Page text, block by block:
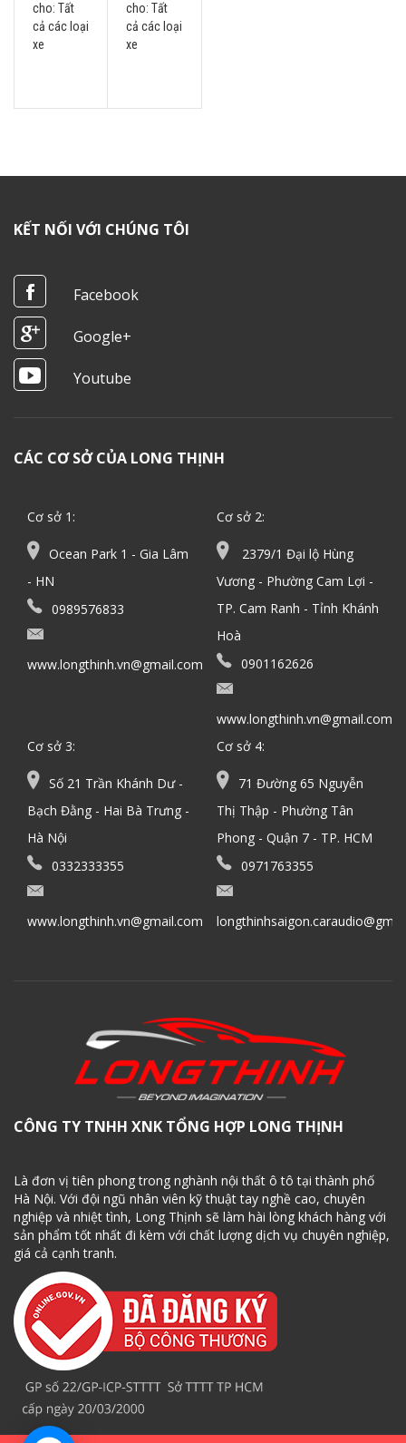
cho: Tất
cả các loại
xe
cho:Tất
cả các loại
xe
KẾT NỐI VỚI CHÚNG TÔI
Facebook
Google+
Youtube
CÁC CƠ SỞ CỦA LONG THỊNH
Cơ sở 1:
Ocean Park 1 - Gia Lâm
- HN
0989576833
www.longthinh.vn@gmail.com
Cơ sở 2:
2379/1 Đại lộ Hùng
Vương - Phường Cam Lợi -
TP. Cam Ranh - Tỉnh Khánh
Hoà
0901162626
www.longthinh.vn@gmail.com
Cơ sở 3:
Số 21 Trần Khánh Dư -
Bạch Đằng - Hai Bà Trưng -
Hà Nội
0332333355
www.longthinh.vn@gmail.com
Cơ sở 4:
71 Đường 65 Nguyễn
Thị Thập - Phường Tân
Phong - Quận 7 - TP. HCM
0971763355
CÔNG TY TNHH XNK TỔNG HỢP LONG THỊNH
Là đơn vị tiên phong trong nghành nội thất ô tô tại thành phố
Hà Nội. Với đội ngũ nhân viên kỹ thuật tay nghề cao, chuyên
nghiệp và nhiệt tình, Long Thịnh sẽ làm hài lòng khách hàng với
sản phẩm tốt nhất đi kèm với chất lượng dịch vụ chuyên nghiệp,
giá cả cạnh tranh.